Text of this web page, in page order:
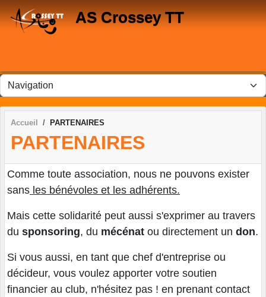
AS Crossey TT
Accueil PARTENAIRES
PARTENAIRES
Comme toute association, nous ne pouvons exister
sans les bénévoles et les adhérents.
Mais cette solidarité peut aussi s'exprimer au travers
du sponsoring, du mécénat ou directement un don.
Si vous aussi, en tant que chef d'entreprise ou
décideur, vous voulez apporter votre soutien
financier au club, n'hésitez pas ! en prenant contact
Panneau de gestion des cookies